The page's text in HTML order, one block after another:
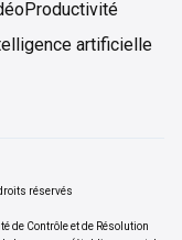
Productivité
artificielle
réservés
de Contrôle et de Résolution